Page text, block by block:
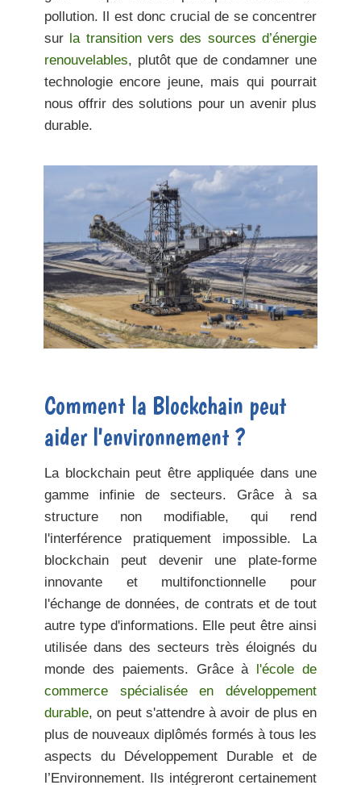
pollution. Il est donc crucial de se concentrer
sur la transition vers des sources d’énergie
renouvelables, plutôt que de condamner une
technologie encore jeune, mais qui pourrait
nous offrir des solutions pour un avenir plus
durable.
Comment la Blockchain peut
aider l'environnement ?
La blockchain peut être appliquée dans une
gamme infinie de secteurs. Grâce à sa
structure non modifiable, qui rend
l'interférence pratiquement impossible. La
blockchain peut devenir une plate-forme
innovante et multifonctionnelle pour
l'échange de données, de contrats et de tout
autre type d'informations. Elle peut être ainsi
utilisée dans des secteurs très éloignés du
monde des paiements. Grâce à l'école de
commerce spécialisée en développement
durable, on peut s'attendre à avoir de plus en
plus de nouveaux diplômés formés à tous les
aspects du Développement Durable et de
l’Environnement. Ils intégreront certainement